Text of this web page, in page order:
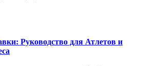
Руководство для Атлетов и